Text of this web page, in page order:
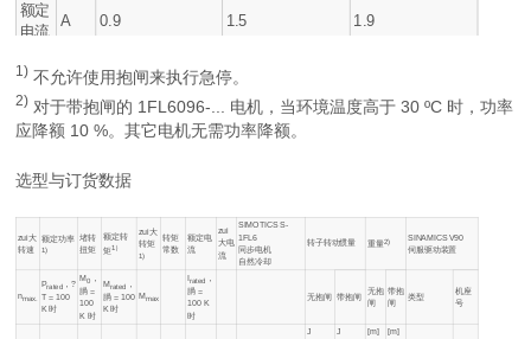
额定
电流
A 0.9 1.5 1.9
1) 不允许使用抱闸来执行急停。
2) 对于带抱闸的 1FL6096-... 电机，当环境温度高于 30 ºC 时，功率
应降额 10 %。其它电机无需功率降额。
选型与订货数据
zui大
转速
额定功率
1)
堵转
扭矩
额定转
矩1）
zui大
转矩
1)
转矩
常数
额定电
流
zui
大电
流
SIMOTICS S-
1FL6
同步电机
自然冷却
转子转动惯量 重量2) SINAMICS V90
伺服驱动装置
nmax.
Prated ，?
T = 100
K 时
M0
，
腡 =
100
K 时
Mrated ，
腡 = 100
K 时
Mmax
Irated
，
腡 =
100 K
时
无抱闸 带抱闸
无抱
闸
带抱
闸
类型
机座
号
J J [m]
[m]